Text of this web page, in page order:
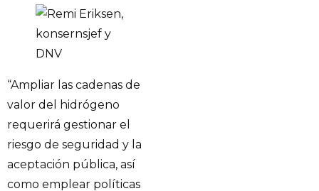
“Ampliar las cadenas de
valor del hidrógeno
requerirá gestionar el
riesgo de seguridad y la
aceptación pública, así
como emplear políticas